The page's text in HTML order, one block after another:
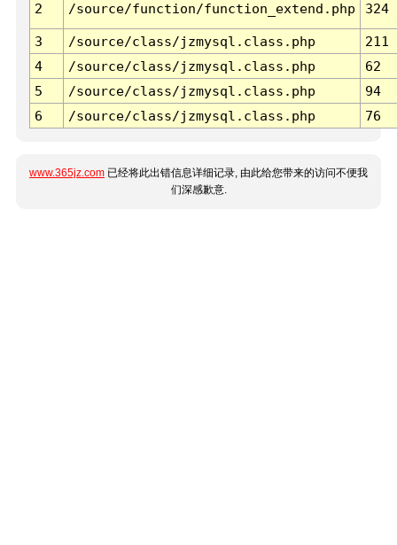
2 /source/function/function_extend.php 324
3 /source/class/jzmysql.class.php
211
4
/source/class/jzmysql.class.php
62
5
/source/class/jzmysql.class.php
94
6
/source/class/jzmysql.class.php 76
www.365jz.com 已经将此出错信息详细记录, 由此给您带来的访问不便我
们深感歉意.